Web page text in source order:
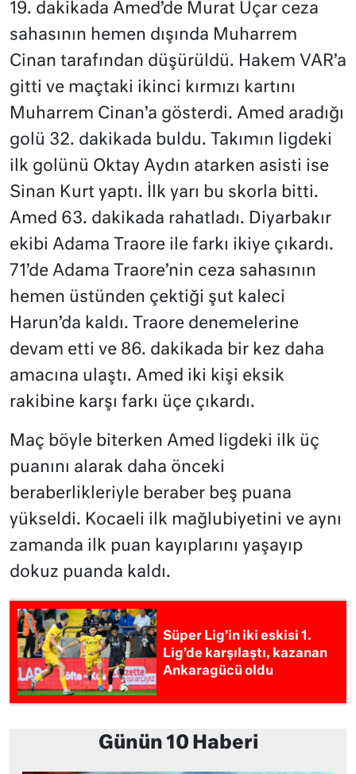
19. dakikada Amed’de Murat Uçar ceza
sahasının hemen dışında Muharrem
Cinan tarafından düşürüldü. Hakem VAR’a
gitti ve maçtaki ikinci kırmızı kartını
Muharrem Cinan’a gösterdi. Amed aradığı
golü 32. dakikada buldu. Takımın ligdeki
ilk golünü Oktay Aydın atarken asisti ise
Sinan Kurt yaptı. İlk yarı bu skorla bitti.
Amed 63. dakikada rahatladı. Diyarbakır
ekibi Adama Traore ile farkı ikiye çıkardı.
71’de Adama Traore’nin ceza sahasının
hemen üstünden çektiği şut kaleci
Harun’da kaldı. Traore denemelerine
devam etti ve 86. dakikada bir kez daha
amacına ulaştı. Amed iki kişi eksik
rakibine karşı farkı üçe çıkardı.
Maç böyle biterken Amed ligdeki ilk üç
puanını alarak daha önceki
beraberlikleriyle beraber beş puana
yükseldi. Kocaeli ilk mağlubiyetini ve aynı
zamanda ilk puan kayıplarını yaşayıp
dokuz puanda kaldı.
Süper Lig’in iki eskisi 1.
Lig’de karşılaştı, kazanan
Ankaragücü oldu
Günün 10 Haberi